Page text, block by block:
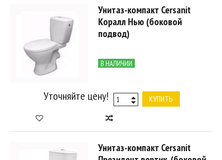
Унитаз-компакт Cersanit
Коралл Нью (боковой
подвод)
В НАЛИЧИИ
Уточняйте цену! КУПИТЬ
Унитаз-компакт Cersanit